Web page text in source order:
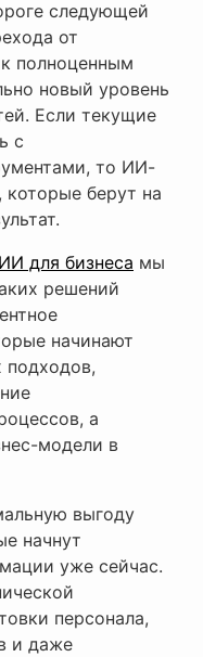
следующей
от
полноценным
новый уровень
Если текущие
с
то ИИ-
которые берут на
для бизнеса мы
решений
начинают
подходов,
а
модели в
выгоду
начнут
уже сейчас.
персонала,
и даже